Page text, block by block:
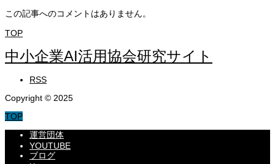
この記事へのコメントはありません。
TOP
中小企業AI活用協会研究サイト
RSS
Copyright © 2025
TOP
運営団体
YOUTUBE
ブログ